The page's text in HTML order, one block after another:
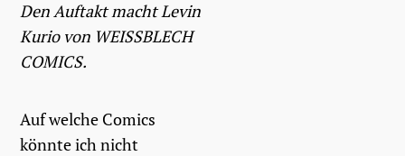
Den Auftakt macht Levin
Kurio von WEISSBLECH
COMICS.
Auf welche Comics
könnte ich nicht